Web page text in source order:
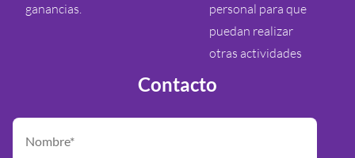
ganancias.
personal para que
puedan realizar
otras actividades
Contacto